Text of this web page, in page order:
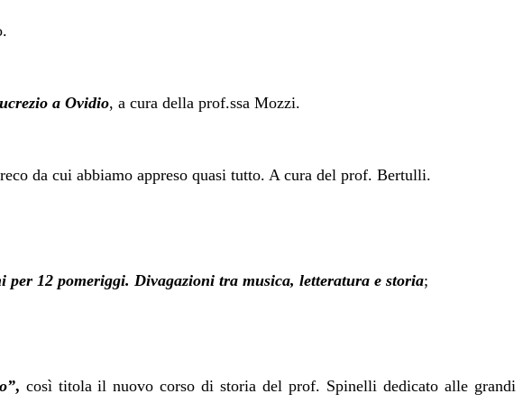
a Ovidio, a cura della prof.ssa Mozzi.
da cui abbiamo appreso quasi tutto. A cura del prof. Bertulli.
per 12 pomeriggi. Divagazioni tra musica, letteratura e storia;
, così titola il nuovo corso di storia del prof. Spinelli dedicato alle grandi